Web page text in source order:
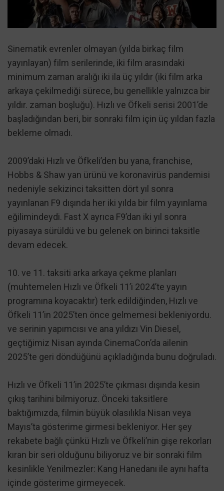
Sinematik evrenler olmayan (yılda birkaç film
yayınlayan) film serilerinde, iki film arasındaki
minimum zaman aralığı iki ila üç yıldır (iki film arka
arkaya çekilmediği sürece, bu genellikle yalnızca bir
yıldır. zaman boşluğu). Hızlı ve Öfkeli serisi 2001’de
başladığından beri, bir sonraki film için üç yıldan fazla
bekleme olmadı.
2009’daki Hızlı ve Öfkeli’den bu yana, franchise,
Hobbs & Shaw yan ürünü ve koronavirüs pandemisi
nedeniyle sekizinci taksitten dört yıl sonra
yayınlanan F9 dışında her iki yılda bir film yayınlama
eğilimindeydi. Fast X ayrıca F9’dan iki yıl sonra
piyasaya sürüldü ve bu gelenek on birinci taksitle
devam edecek.
10. ve 11. taksiti arka arkaya çekme planları
(muhtemelen Hızlı ve Öfkeli 11’i 2024’te yayın
programına koyacaktır) terk edildiğinden, Hızlı ve
Öfkeli 11’in 2025’ten önce gelmemesi bekleniyordu.
ve serinin yapımcısı ve ana yıldızı Vin Diesel,
geçtiğimiz Nisan ayında CinemaCon’da ailenin
2025’te geri döndüğünü açıkladığında bunu doğruladı.
Hızlı ve Öfkeli 11’in 2025’te çıkması dışında kesin
çıkış tarihini bilmiyoruz. Önceki taksitlere
baktığımızda, filmin büyük olasılıkla Nisan veya
Mayıs’ta gösterime girmesi bekleniyor. Her şey
rekabete bağlı çünkü Hızlı ve Öfkeli’nin gişe rekorları
kıran bir seri olduğunu biliyoruz ve bir sonraki film
kesinlikle Yenilmezler: Kang Hanedanı ile aynı hafta
içinde gösterime girmeyecek.